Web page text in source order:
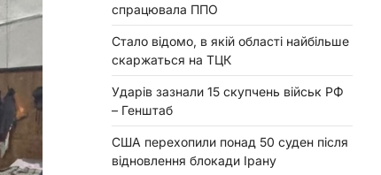
спрацювала ППО
Стало відомо, в якій області найбільше
скаржаться на ТЦК
Ударів зазнали 15 скупчень військ РФ
– Генштаб
США перехопили понад 50 суден після
відновлення блокади Ірану